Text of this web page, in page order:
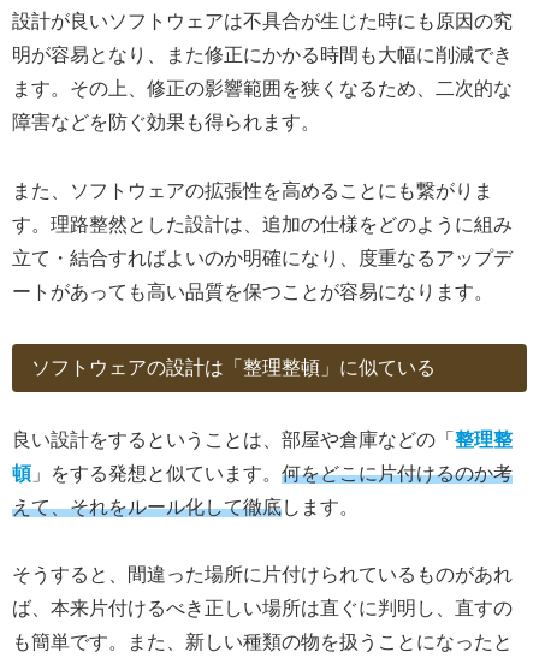
設計が良いソフトウェアは不具合が生じた時にも原因の究
明が容易となり、また修正にかかる時間も大幅に削減でき
ます。その上、修正の影響範囲を狭くなるため、二次的な
障害などを防ぐ効果も得られます。
また、ソフトウェアの拡張性を高めることにも繋がりま
す。理路整然とした設計は、追加の仕様をどのように組み
立て・結合すればよいのか明確になり、度重なるアップデ
ートがあっても高い品質を保つことが容易になります。
ソフトウェアの設計は「整理整頓」に似ている
良い設計をするということは、部屋や倉庫などの「 整理整
頓」をする発想と似ています。 何をどこに片付けるのか考
えて、それをルール化して徹底します。
そうすると、間違った場所に片付けられているものがあれ
ば、本来片付けるべき正しい場所は直ぐに判明し、直すの
も簡単です。また、新しい種類の物を扱うことになったと